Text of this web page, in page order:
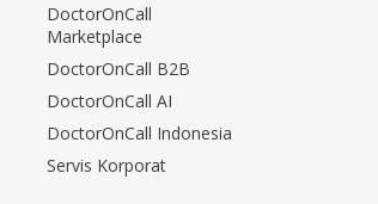
DoctorOnCall
Marketplace
DoctorOnCall B2B
DoctorOnCall AI
DoctorOnCall Indonesia
Servis Korporat